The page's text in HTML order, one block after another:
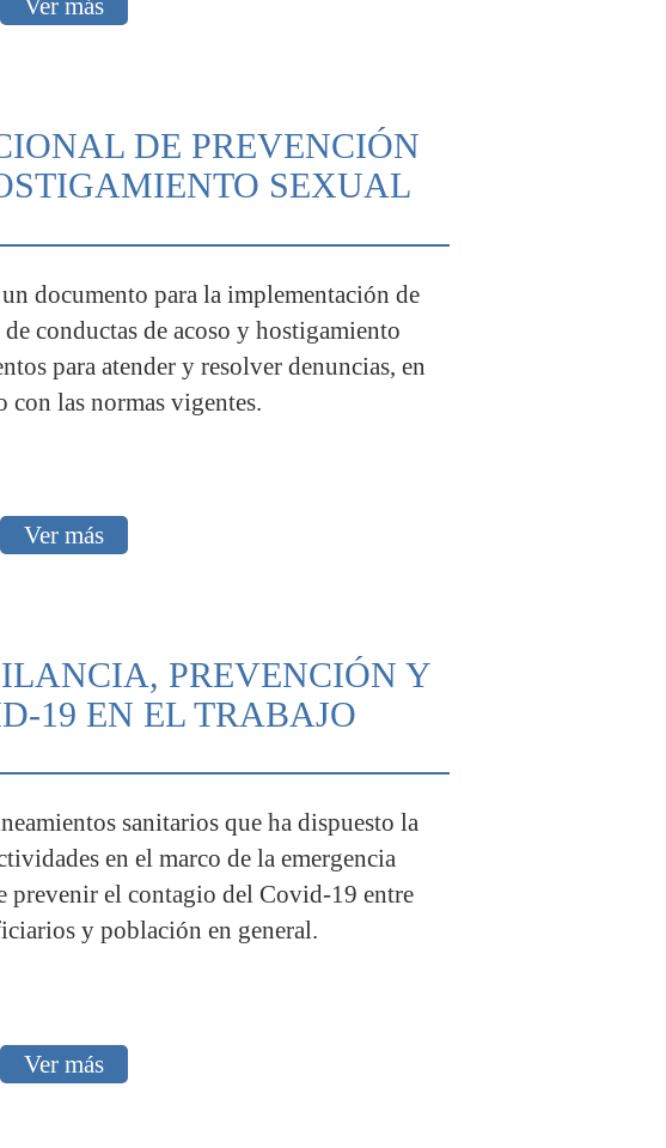
Ver más
DE PREVENCIÓN
SEXUAL
documento para la implementación de
conductas de acoso y hostigamiento
para atender y resolver denuncias, en
con las normas vigentes.
Ver más
PREVENCIÓN Y
19 EN EL TRABAJO
sanitarios que ha dispuesto la
en el marco de la emergencia
prevenir el contagio del Covid-19 entre
y población en general.
Ver más